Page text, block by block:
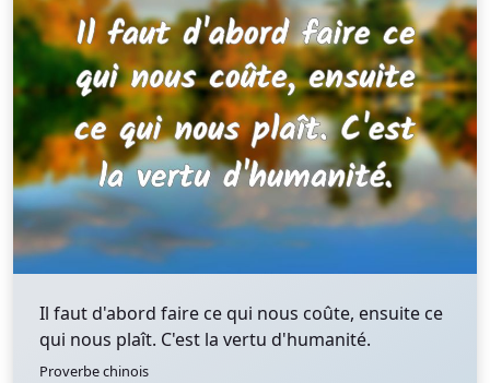
Il faut d'abord faire ce qui nous coûte, ensuite ce
qui nous plaît. C'est la vertu d'humanité.
Proverbe chinois